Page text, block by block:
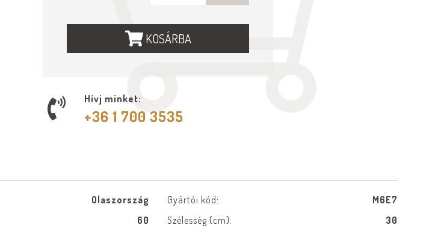
KOSÁRBA
Hívj minket:
+36 1 700 3535
Olaszország Gyártói kód:
M6E7
60 Szélesség (cm):
30